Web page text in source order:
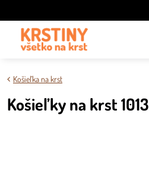
Košieľka na krst
Košieľky na krst 1013